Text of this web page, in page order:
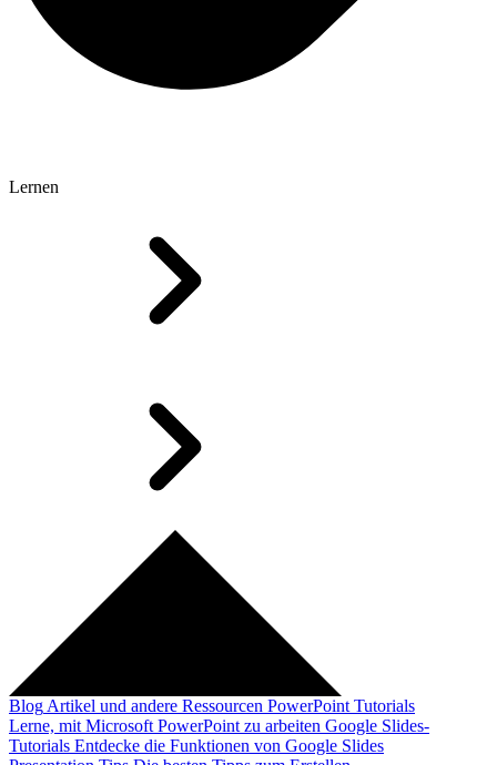
Lernen
Blog Artikel und andere Ressourcen PowerPoint Tutorials
Lerne, mit Microsoft PowerPoint zu arbeiten Google Slides-
Tutorials Entdecke die Funktionen von Google Slides